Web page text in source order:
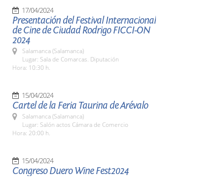
17/04/2024
Presentación del Festival Internacional
de Cine de Ciudad Rodrigo FICCI-ON
2024
Salamanca (Salamanca)
Lugar: Sala de Comarcas. Diputación
Hora: 10:30 h.
15/04/2024
Cartel de la Feria Taurina de Arévalo
Salamanca (Salamanca)
Lugar: Salón actos Cámara de Comercio
Hora: 20:00 h.
15/04/2024
Congreso Duero Wine Fest2024